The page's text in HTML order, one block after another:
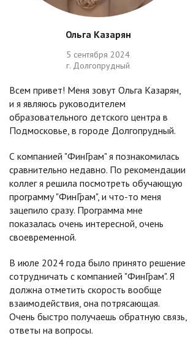
Ольга Казарян
5 сентября 2024
г. Долгопрудный
Всем привет! Меня зовут Ольга Казарян,
и я являюсь руководителем
образовательного детского центра в
Подмосковье, в городе Долгопрудный.
С компанией "ФинГрам" я познакомилась
сравнительно недавно. По рекомендации
коллег я решила посмотреть обучающую
программу "ФинГрам", и что-то меня
зацепило сразу. Программа мне
показалась очень интересной, очень
своевременной.
В июле 2024 года было принято решение
сотрудничать с компанией "ФинГрам". Я
должна отметить скорость вообще
взаимодействия, она потрясающая.
Очень быстро получаешь обратную связь,
ответы на вопросы.